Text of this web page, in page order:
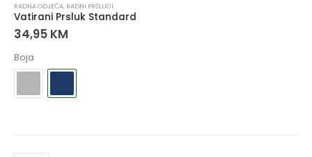
RADNA ODJEĆA, RADNI PRSLUCI
Vatirani Prsluk Standard
34,95 KM
Boja